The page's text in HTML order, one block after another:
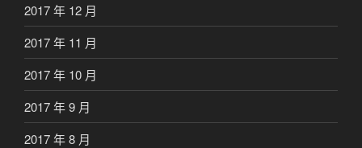
2017 年 12 月
2017 年 11 月
2017 年 10 月
2017 年 9 月
2017 年 8 月